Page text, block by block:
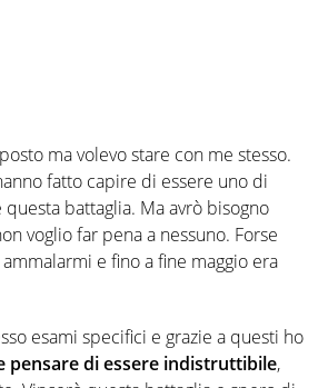
ma volevo stare con me stesso.
fatto capire di essere uno di
battaglia. Ma avrò bisogno
voglio far pena a nessuno. Forse
e fino a fine maggio era
esami specifici e grazie a questi ho
pensare di essere indistruttibile,